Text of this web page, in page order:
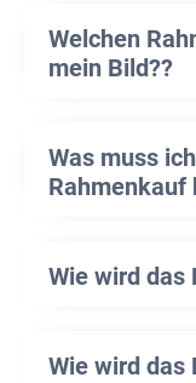
Welchen
mein Bild??
Was muss
Rahmenkauf
Wie wird das
Wie wird das